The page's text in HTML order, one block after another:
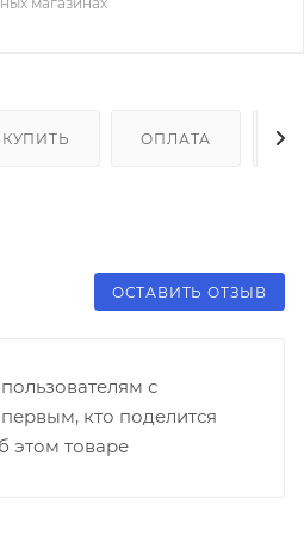
КУПИТЬ ОПЛАТА
ОСТАВИТЬ ОТЗЫВ
с
кто поделится
этом товаре